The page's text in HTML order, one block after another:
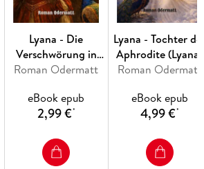
Lyana - Die
Verschwörung in
Florenz
Roman Odermatt
eBook epub
2,99 €*
Lyana - Tochter
Aphrodite (Lyana-
Saga)
Roman Odermatt
eBook epub
4,99 €*